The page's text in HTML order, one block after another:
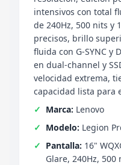
intensivos con total
de 240Hz, 500 nits y
precisos, brillo
fluida con G-SYNC y
en dual-channel y
velocidad extrema,
capacidad lista para
Marca: Lenovo
Modelo: Legion
Pantalla: 16"
Glare, 240Hz, 500